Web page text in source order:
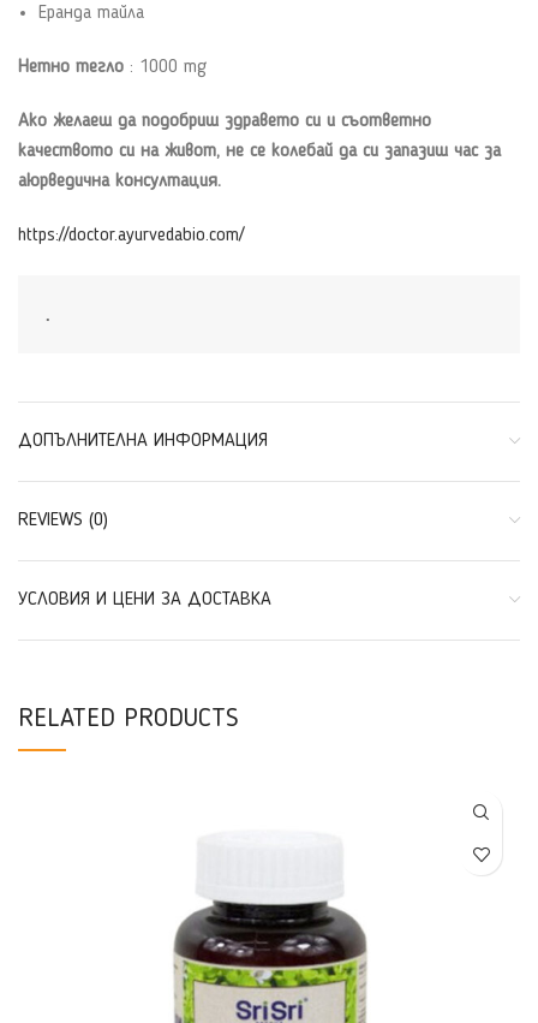
Еранда тайла
Нетно тегло : 1000 mg
Ако желаеш да подобриш здравето си и съответно
качеството си на живот, не се колебай да си запазиш час за
аюрведична консултация.
https://doctor.ayurvedabio.com/
.
ДОПЪЛНИТЕЛНА ИНФОРМАЦИЯ
REVIEWS (0)
УСЛОВИЯ И ЦЕНИ ЗА ДОСТАВКА
RELATED PRODUCTS